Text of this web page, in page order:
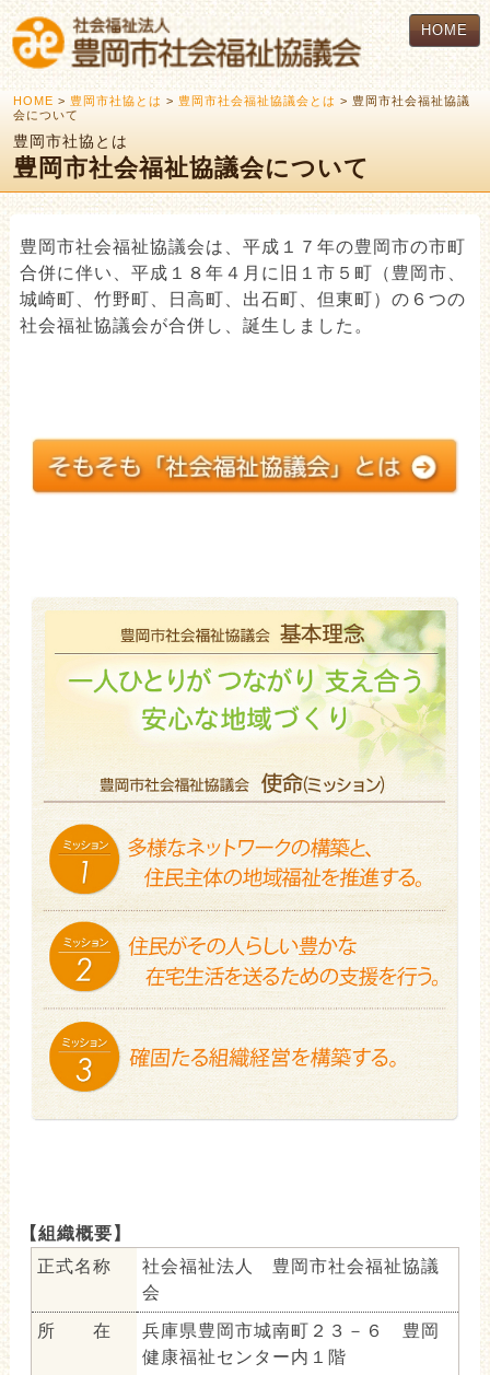
HOME
HOME > 豊岡市社協とは > 豊岡市社会福祉協議会とは > 豊岡市社会福祉協議
会について
豊岡市社協とは
豊岡市社会福祉協議会について
豊岡市社会福祉協議会は、平成１７年の豊岡市の市町
合併に伴い、平成１８年４月に旧１市５町（豊岡市、
城崎町、竹野町、日高町、出石町、但東町）の６つの
社会福祉協議会が合併し、誕生しました。
【組織概要】
正式名称
社会福祉法人 豊岡市社会福祉協議
会
所 在
兵庫県豊岡市城南町２３－６ 豊岡
健康福祉センター内１階